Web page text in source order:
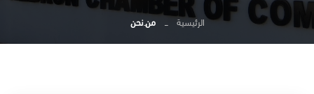
الرئيسية من نحن